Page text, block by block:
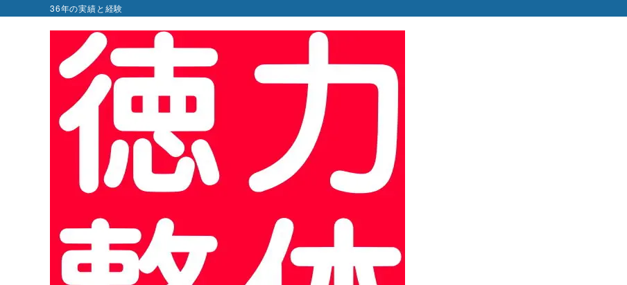
36年の実績と経験